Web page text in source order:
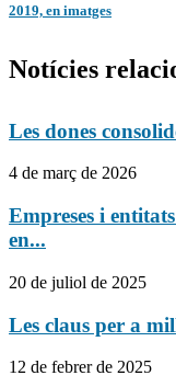
2019, en imatges
Notícies
Les dones
4 de març de 2026
Empreses i
en...
20 de juliol de 2025
Les claus per a
12 de febrer de 2025